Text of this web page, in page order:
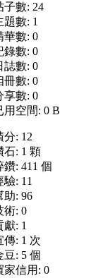
子數: 24
題數: 1
華數: 0
錄數: 0
誌數: 0
冊數: 0
享數: 0
用空間: 0 B
分: 12
石: 1 顆
鑽: 411 個
驗: 11
助: 96
術: 0
獻: 1
傳: 1 次
豆: 5 個
家信用: 0